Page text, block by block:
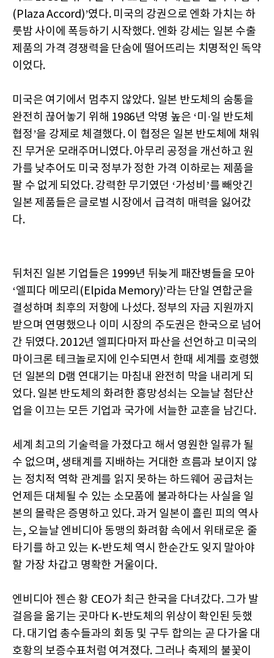
(Plaza Accord)’였다. 미국의 강권으로 엔화 가치는 하
룻밤 사이에 폭등하기 시작했다. 엔화 강세는 일본 수출
제품의 가격 경쟁력을 단숨에 떨어뜨리는 치명적인 독약
이었다.
미국은 여기에서 멈추지 않았다. 일본 반도체의 숨통을
완전히 끊어놓기 위해 1986년 악명 높은 ‘미·일 반도체
협정’을 강제로 체결했다. 이 협정은 일본 반도체에 채워
진 무거운 모래주머니였다. 아무리 공정을 개선하고 원
가를 낮추어도 미국 정부가 정한 가격 이하로는 제품을
팔 수 없게 되었다. 강력한 무기였던 ‘가성비’를 빼앗긴
일본 제품들은 글로벌 시장에서 급격히 매력을 잃어갔
다.
뒤처진 일본 기업들은 1999년 뒤늦게 패잔병들을 모아
‘엘피다 메모리(Elpida Memory)’라는 단일 연합군을
결성하며 최후의 저항에 나섰다. 정부의 자금 지원까지
받으며 연명했으나 이미 시장의 주도권은 한국으로 넘어
간 뒤였다. 2012년 엘피다마저 파산을 선언하고 미국의
마이크론 테크놀로지에 인수되면서 한때 세계를 호령했
던 일본의 D램 연대기는 마침내 완전히 막을 내리게 되
었다. 일본 반도체의 화려한 흥망성쇠는 오늘날 첨단산
업을 이끄는 모든 기업과 국가에 서늘한 교훈을 남긴다.
세계 최고의 기술력을 가졌다고 해서 영원한 일류가 될
수 없으며, 생태계를 지배하는 거대한 흐름과 보이지 않
는 정치적 역학 관계를 읽지 못하는 하드웨어 공급처는
언제든 대체될 수 있는 소모품에 불과하다는 사실을 일
본의 몰락은 증명하고 있다. 과거 일본이 흘린 피의 역사
는, 오늘날 엔비디아 동맹의 화려함 속에서 위태로운 줄
타기를 하고 있는 K-반도체 역시 한순간도 잊지 말아야
할 가장 차갑고 명확한 거울이다.
엔비디아 젠슨 황 CEO가 최근 한국을 다녀갔다. 그가 발
걸음을 옮기는 곳마다 K-반도체의 위상이 확인된 듯했
다. 대기업 총수들과의 회동 및 구두 합의는 곧 다가올 대
호황의 보증수표처럼 여겨졌다. 그러나 축제의 불꽃이